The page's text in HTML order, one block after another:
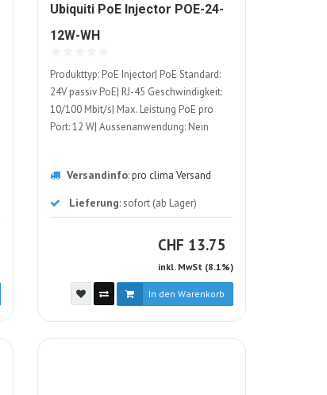
Ubiquiti PoE Injector POE-24-
12W-WH1091456-
Produkttyp: PoE Injector| PoE Standard:
24V passiv PoE| RJ-45 Geschwindigkeit:
10/100 Mbit/s| Max. Leistung PoE pro
Port: 12 W| Aussenanwendung: Nein
Versandinfo:pro clima Versand
Lieferung: sofort (ab Lager)
CHF CHF
13.75
inkl. MwSt (8.1%)
In den Warenkorb